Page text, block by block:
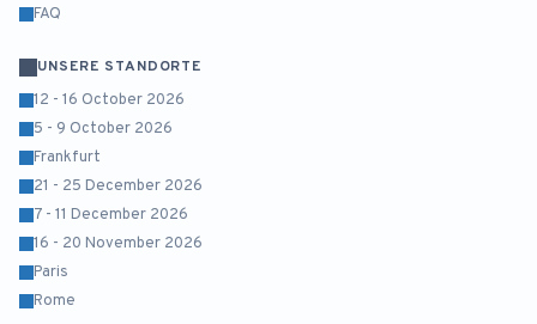
FAQ
UNSERE STANDORTE
12 - 16 October 2026
5 - 9 October 2026
Frankfurt
21 - 25 December 2026
7 - 11 December 2026
16 - 20 November 2026
Paris
Rome